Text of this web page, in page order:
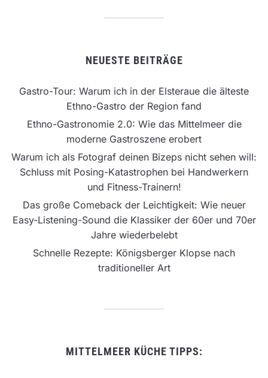
NEUESTE BEITRÄGE
Gastro-Tour: Warum ich in der Elsteraue die älteste
Ethno-Gastro der Region fand
Ethno-Gastronomie 2.0: Wie das Mittelmeer die
moderne Gastroszene erobert
Warum ich als Fotograf deinen Bizeps nicht sehen will:
Schluss mit Posing-Katastrophen bei Handwerkern
und Fitness-Trainern!
Das große Comeback der Leichtigkeit: Wie neuer
Easy-Listening-Sound die Klassiker der 60er und 70er
Jahre wiederbelebt
Schnelle Rezepte: Königsberger Klopse nach
traditioneller Art
MITTELMEER KÜCHE TIPPS: